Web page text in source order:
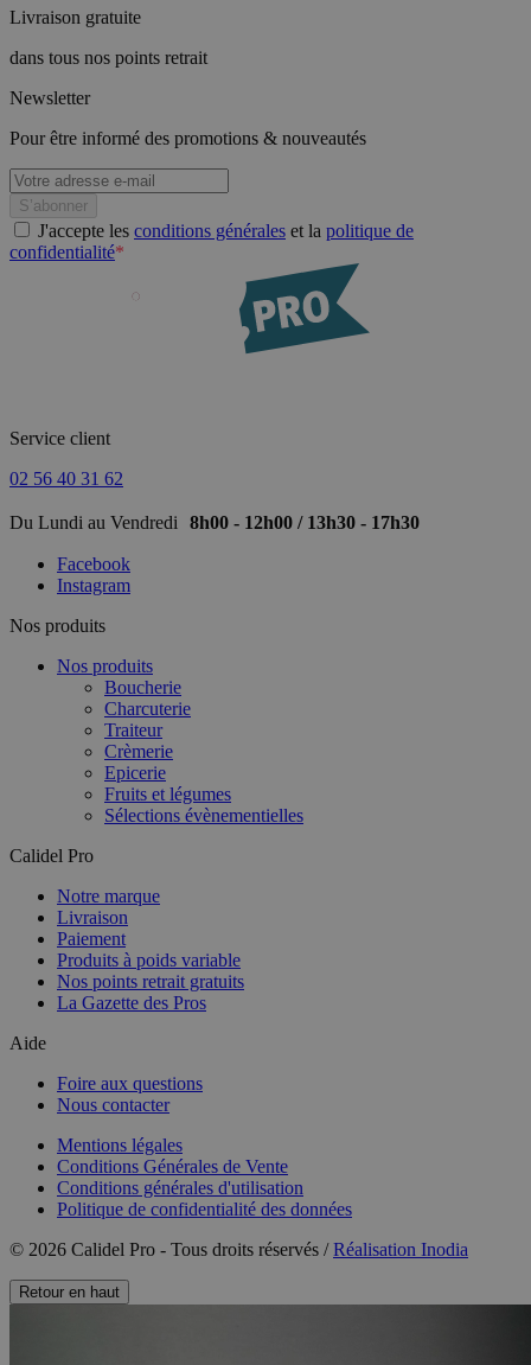
Livraison gratuite
dans tous nos points retrait
Newsletter
Pour être informé des promotions & nouveautés
J'accepte les conditions générales et la politique de
confidentialité*
Service client
02 56 40 31 62
Du Lundi au Vendredi 8h00 - 12h00 / 13h30 - 17h30
Facebook
Instagram
Nos produits
Nos produits
Boucherie
Charcuterie
Traiteur
Crèmerie
Epicerie
Fruits et légumes
Sélections évènementielles
Calidel Pro
Notre marque
Livraison
Paiement
Produits à poids variable
Nos points retrait gratuits
La Gazette des Pros
Aide
Foire aux questions
Nous contacter
Mentions légales
Conditions Générales de Vente
Conditions générales d'utilisation
Politique de confidentialité des données
© 2026 Calidel Pro - Tous droits réservés /Réalisation Inodia
Retour en haut